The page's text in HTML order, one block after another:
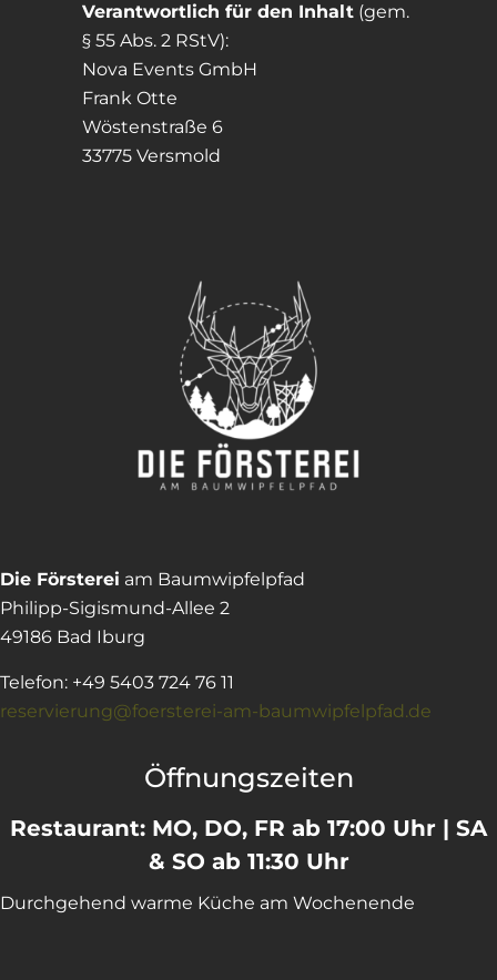
Verantwortlich für den Inhalt (gem.
§ 55 Abs. 2 RStV):
Nova Events GmbH
Frank Otte
Wöstenstraße 6
33775 Versmold
Die Försterei am Baumwipfelpfad
Philipp-Sigismund-Allee 2
49186 Bad Iburg
Telefon: +49 5403 724 76 11
reservierung@foersterei-am-baumwipfelpfad.de
Öffnungszeiten
Restaurant: MO, DO, FR ab 17:00 Uhr | SA
& SO ab 11:30 Uhr
Durchgehend warme Küche am Wochenende